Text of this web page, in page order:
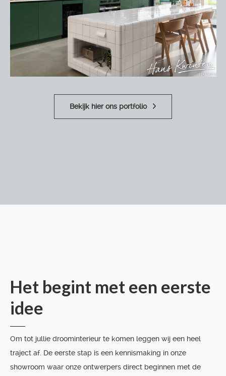
Bekijk hier ons portfolio
Het begint met een eerste
idee
Om tot jullie droominterieur te komen leggen wij een heel
traject af. De eerste stap is een kennismaking in onze
showroom waar onze ontwerpers direct beginnen met de